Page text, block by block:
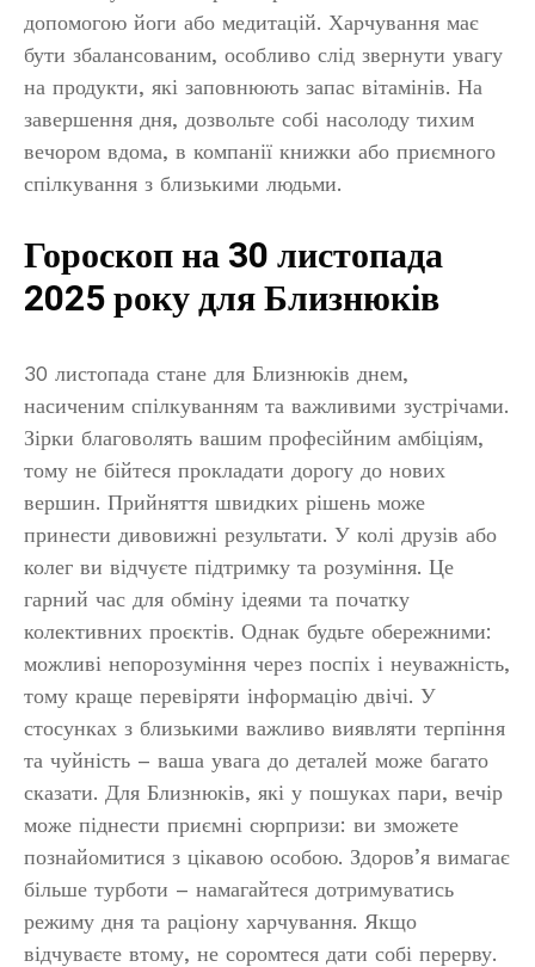
допомогою йоги або медитацій. Харчування має
бути збалансованим, особливо слід звернути увагу
на продукти, які заповнюють запас вітамінів. На
завершення дня, дозвольте собі насолоду тихим
вечором вдома, в компанії книжки або приємного
спілкування з близькими людьми.
Гороскоп на 30 листопада
2025 року для Близнюків
30 листопада стане для Близнюків днем,
насиченим спілкуванням та важливими зустрічами.
Зірки благоволять вашим професійним амбіціям,
тому не бійтеся прокладати дорогу до нових
вершин. Прийняття швидких рішень може
принести дивовижні результати. У колі друзів або
колег ви відчуєте підтримку та розуміння. Це
гарний час для обміну ідеями та початку
колективних проєктів. Однак будьте обережними:
можливі непорозуміння через поспіх і неуважність,
тому краще перевіряти інформацію двічі. У
стосунках з близькими важливо виявляти терпіння
та чуйність – ваша увага до деталей може багато
сказати. Для Близнюків, які у пошуках пари, вечір
може піднести приємні сюрпризи: ви зможете
познайомитися з цікавою особою. Здоров’я вимагає
більше турботи – намагайтеся дотримуватись
режиму дня та раціону харчування. Якщо
відчуваєте втому, не соромтеся дати собі перерву.